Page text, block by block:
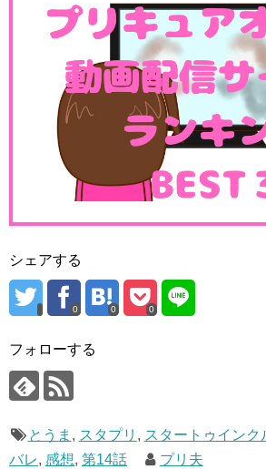
引用元：スタートゥインクルプリキュ
こちらがえれなちゃんのお母さんとお
お父さんはメキシコ人でお母さんは日
しているようです。
仕事先のメキシコで運命的な出会いを
メキシコの方は確かに陽気なイメージ
そんな感じなんでしょうか。
二人ですね～
シェアする
0 0 0
フォローする
とうま , スタプリ , スタートゥインク
バレ, 感想, 第14話 プリ夫